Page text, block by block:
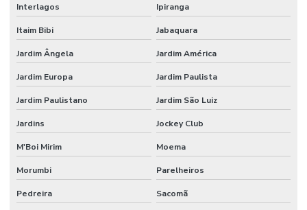
Montagem de stand preço
Montagem de stands
Montagem de stands para feiras sp
Onde alugar stands
Recorte router em pvc expandido
Router cnc acrilico
Interlagos Ipiranga
Itaim Bibi Jabaquara
Jardim Ângela Jardim América
Jardim Europa Jardim Paulista
Jardim Paulistano Jardim São Luiz
Jardins Jockey Club
M'Boi Mirim Moema
Morumbi Parelheiros
Pedreira Sacomã